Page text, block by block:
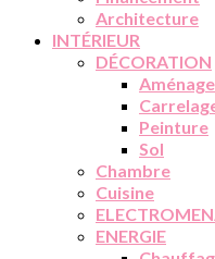
Architecture
INTÉRIEUR
DÉCORATION
Peinture
Sol
Chambre
Cuisine
ENERGIE